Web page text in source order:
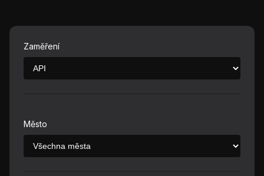
Zaměření
Město